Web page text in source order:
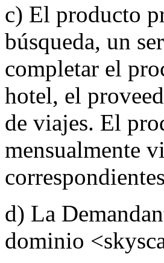
c) El producto
búsqueda, un
completar el
hotel, el
de viajes. El
mensualmente
d) La
dominio